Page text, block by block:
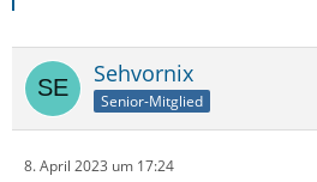
Sehvornix
Senior-Mitglied
8. April 2023 um 17:24